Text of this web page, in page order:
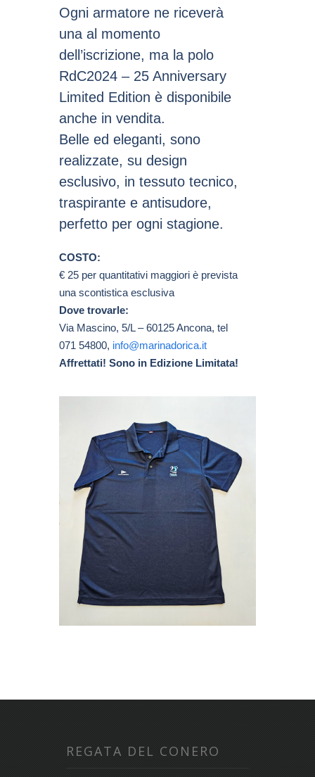
Ogni armatore ne riceverà
una al momento
dell’iscrizione, ma la polo
RdC2024 – 25 Anniversary
Limited Edition è disponibile
anche in vendita.
Belle ed eleganti, sono
realizzate, su design
esclusivo, in tessuto tecnico,
traspirante e antisudore,
perfetto per ogni stagione.
COSTO:
€ 25 per quantitativi maggiori è prevista
una scontistica esclusiva
Dove trovarle:
Via Mascino, 5/L – 60125 Ancona, tel
071 54800, info@marinadorica.it
Affrettati! Sono in Edizione Limitata!
REGATA DEL CONERO